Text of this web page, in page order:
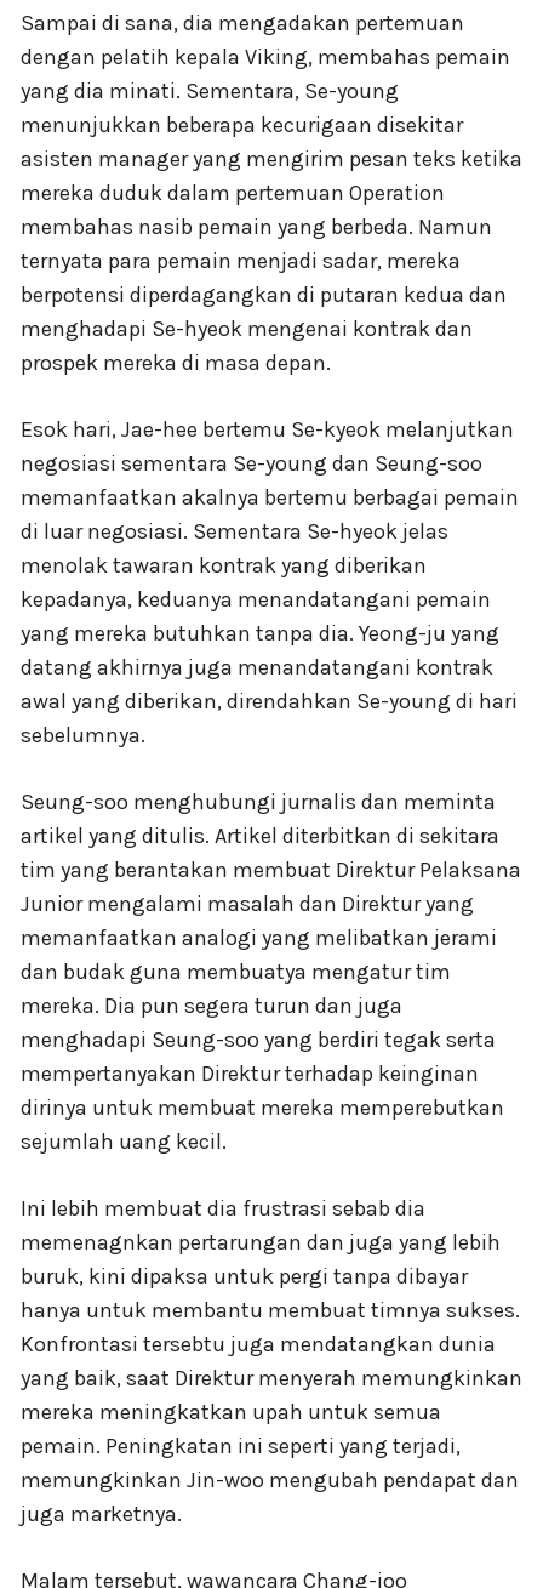
Sampai di sana, dia mengadakan pertemuan
dengan pelatih kepala Viking, membahas pemain
yang dia minati. Sementara, Se-young
menunjukkan beberapa kecurigaan disekitar
asisten manager yang mengirim pesan teks ketika
mereka duduk dalam pertemuan Operation
membahas nasib pemain yang berbeda. Namun
ternyata para pemain menjadi sadar, mereka
berpotensi diperdagangkan di putaran kedua dan
menghadapi Se-hyeok mengenai kontrak dan
prospek mereka di masa depan.
Esok hari, Jae-hee bertemu Se-kyeok melanjutkan
negosiasi sementara Se-young dan Seung-soo
memanfaatkan akalnya bertemu berbagai pemain
di luar negosiasi. Sementara Se-hyeok jelas
menolak tawaran kontrak yang diberikan
kepadanya, keduanya menandatangani pemain
yang mereka butuhkan tanpa dia. Yeong-ju yang
datang akhirnya juga menandatangani kontrak
awal yang diberikan, direndahkan Se-young di hari
sebelumnya.
Seung-soo menghubungi jurnalis dan meminta
artikel yang ditulis. Artikel diterbitkan di sekitara
tim yang berantakan membuat Direktur Pelaksana
Junior mengalami masalah dan Direktur yang
memanfaatkan analogi yang melibatkan jerami
dan budak guna membuatya mengatur tim
mereka. Dia pun segera turun dan juga
menghadapi Seung-soo yang berdiri tegak serta
mempertanyakan Direktur terhadap keinginan
dirinya untuk membuat mereka memperebutkan
sejumlah uang kecil.
Ini lebih membuat dia frustrasi sebab dia
memenagnkan pertarungan dan juga yang lebih
buruk, kini dipaksa untuk pergi tanpa dibayar
hanya untuk membantu membuat timnya sukses.
Konfrontasi tersebtu juga mendatangkan dunia
yang baik, saat Direktur menyerah memungkinkan
mereka meningkatkan upah untuk semua
pemain. Peningkatan ini seperti yang terjadi,
memungkinkan Jin-woo mengubah pendapat dan
juga marketnya.
Malam tersebut, wawancara Chang-joo